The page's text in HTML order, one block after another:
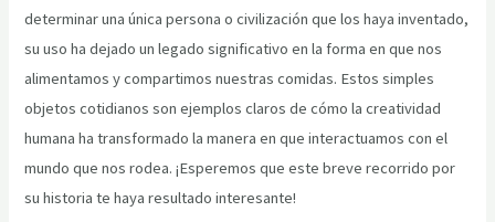
determinar una única persona o civilización que los haya inventado,
su uso ha dejado un legado significativo en la forma en que nos
alimentamos y compartimos nuestras comidas. Estos simples
objetos cotidianos son ejemplos claros de cómo la creatividad
humana ha transformado la manera en que interactuamos con el
mundo que nos rodea. ¡Esperemos que este breve recorrido por
su historia te haya resultado interesante!